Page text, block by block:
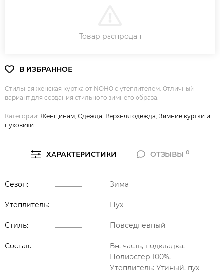
Товар распродан
Стильная женская куртка от NOHO с утеплителем. Отличный
вариант для создания стильного зимнего образа.
Категории: Женщинам, Одежда, Верхняя одежда, Зимние куртки и
пуховики
ХАРАКТЕРИСТИКИ ОТЗЫВЫ0
Сезон Зима
Утеплитель Пух
Стиль Повседневный
Состав
Вн. часть, подкладка:
Полиэстер 100%,
Утеплитель: Утиный. пух